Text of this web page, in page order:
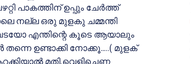
പാകത്തിന് ഉപ്പും ചേര്‍ത്ത്
നല്ല ഒരു മുളകു ചമ്മന്തി
എന്തിന്റെ കൂടെ ആയാലും
ഉണ്ടാക്കി നോക്കൂ…..( മുളക്
മതി.വെളിച്ചെണ്ണ